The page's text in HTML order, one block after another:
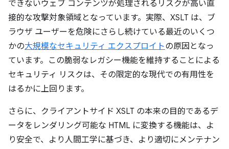
できないウェブ コンテンツが処理されるリスクが高い直
接的な攻撃対象領域となっています。実際、XSLT は、ブ
ラウザ ユーザーを危険にさらし続けている最近のいくつ
かの大規模なセキュリティ エクスプロイトの原因となっ
ています。この脆弱なレガシー機能を維持することによる
セキュリティ リスクは、その限定的な現代での有用性を
はるかに上回ります。
さらに、クライアントサイド XSLT の本来の目的であるデ
ータをレンダリング可能な HTML に変換する機能は、よ
り安全で、より人間工学に基づき、より適切にメンテナン